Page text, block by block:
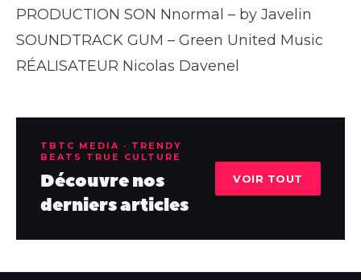
PRODUCTION SON Nnormal – by Javelin
SOUNDTRACK GUM – Green United Music
RÉALISATEUR Nicolas Davenel
TBTC MEDIA · TRENDY
BEATS TRUE CULTURE
Découvre nos
derniers articles
VOIR TOUT